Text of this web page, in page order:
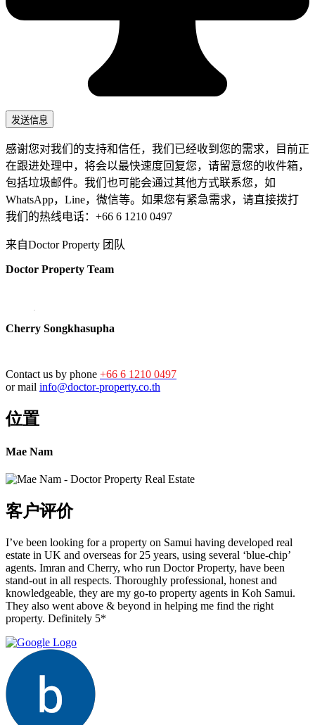
感谢您对我们的支持和信任，我们已经收到您的需求，目前正
在跟进处理中，将会以最快速度回复您，请留意您的收件箱，
包括垃圾邮件。我们也可能会通过其他方式联系您，如
WhatsApp，Line，微信等。如果您有紧急需求，请直接拨打
我们的热线电话：+66 6 1210 0497
来自Doctor Property 团队
Doctor Property Team
Cherry Songkhasupha
Contact us by phone +66 6 1210 0497
or mail info@doctor-property.co.th
位置
Mae Nam
客户评价
I’ve been looking for a property on Samui having developed real
estate in UK and overseas for 25 years, using several ‘blue-chip’
agents. Imran and Cherry, who run Doctor Property, have been
stand-out in all respects. Thoroughly professional, honest and
knowledgeable, they are my go-to property agents in Koh Samui.
They also went above & beyond in helping me find the right
property. Definitely 5*